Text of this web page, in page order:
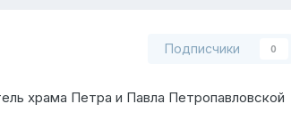
Подписчики 0
храма Петра и Павла Петропавловской